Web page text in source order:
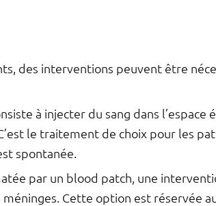
des interventions peuvent être
à injecter du sang dans
le traitement de choix pour les
spontanée.
par un blood patch, une
Cette option est réservée